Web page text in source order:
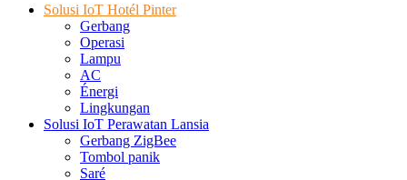
Solusi IoT Hotél Pinter
Gerbang
Operasi
Lampu
AC
Énergi
Lingkungan
Solusi IoT Perawatan Lansia
Gerbang ZigBee
Tombol panik
Saré